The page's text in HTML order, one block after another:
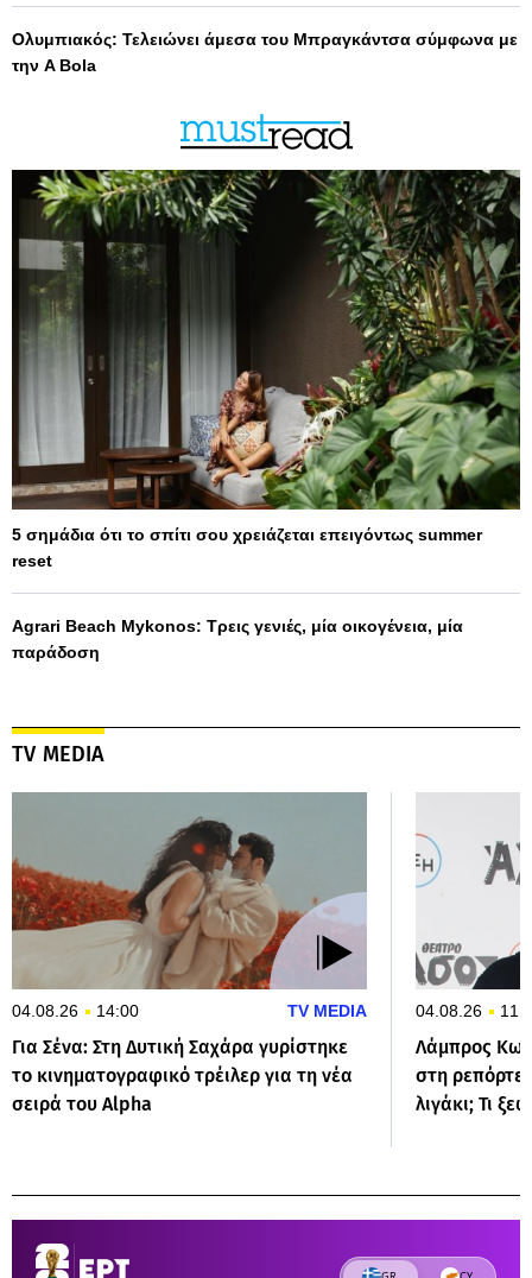
Ολυμπιακός: Τελειώνει άμεσα του Μπραγκάντσα σύμφωνα με
την A Bola
5 σημάδια ότι το σπίτι σου χρειάζεται επειγόντως summer
reset
Agrari Beach Mykonos: Τρεις γενιές, μία οικογένεια, μία
παράδοση
TV MEDIA
04.08.26 14:00 TV MEDIA
Για Σένα: Στη Δυτική Σαχάρα γυρίστηκε
το κινηματογραφικό τρέιλερ για τη νέα
σειρά του Alpha
04.08.26
Λάμπρος
στη
λιγάκι; Τι